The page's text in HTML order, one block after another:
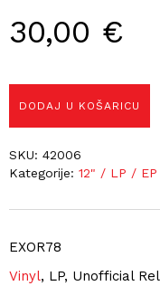
30,00 €
EXOR78
Vinyl, LP, Unofficial
DODAJ U KOŠARICU
SKU: 42006
Kategorije: 12" / LP /